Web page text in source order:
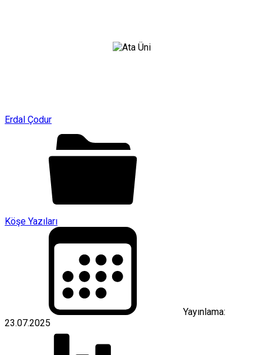
Erdal Çodur
Köşe Yazıları
Yayınlama:
23.07.2025